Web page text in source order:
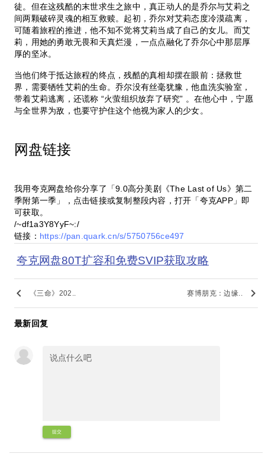
徒。但在这残酷的末世求生之旅中，真正动人的是乔尔与艾莉之
间两颗破碎灵魂的相互救赎。起初，乔尔对艾莉态度冷漠疏离，
可随着旅程的推进，他不知不觉将艾莉当成了自己的女儿。而艾
莉，用她的勇敢无畏和天真烂漫，一点点融化了乔尔心中那层厚
厚的坚冰。
当他们终于抵达旅程的终点，残酷的真相却摆在眼前：拯救世
界，需要牺牲艾莉的生命。乔尔没有丝毫犹豫，他血洗实验室，
带着艾莉逃离，还谎称 “火萤组织放弃了研究” 。在他心中，宁愿
与全世界为敌，也要守护住这个他视为家人的少女。
网盘链接
我用夸克网盘给你分享了「9.0高分美剧《The Last of Us》第二
季附第一季」，点击链接或复制整段内容，打开「夸克APP」即
可获取。
/~df1a3Y8YyF~:/
链接： https://pan.quark.cn/s/5750756ce497
夸克网盘80T扩容和免费SVIP获取攻略
keyboard_arrow_left 《三命》202.. 赛博朋克：边缘.. keyboard_arrow_right
最新回复
提交